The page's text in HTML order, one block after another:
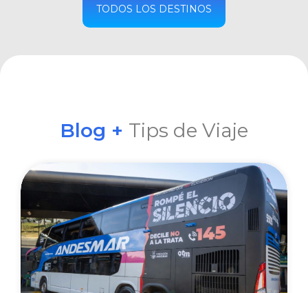
TODOS LOS DESTINOS
Blog + Tips de Viaje